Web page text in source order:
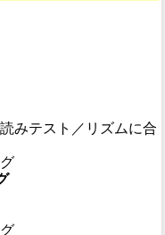
テスト／リズムに合